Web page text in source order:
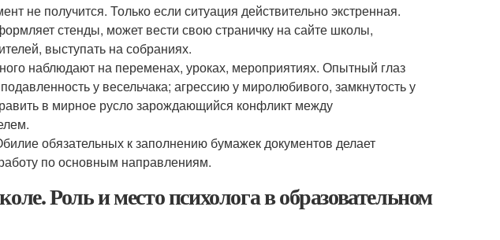
не получится. Только если ситуация действительно экстренная.
стенды, может вести свою страничку на сайте школы,
выступать на собраниях.
наблюдают на переменах, уроках, мероприятиях. Опытный глаз
у весельчака; агрессию у миролюбивого, замкнутость у
в мирное русло зарождающийся конфликт между
обязательных к заполнению бумажек документов делает
по основным направлениям.
Роль и место психолога в образовательном